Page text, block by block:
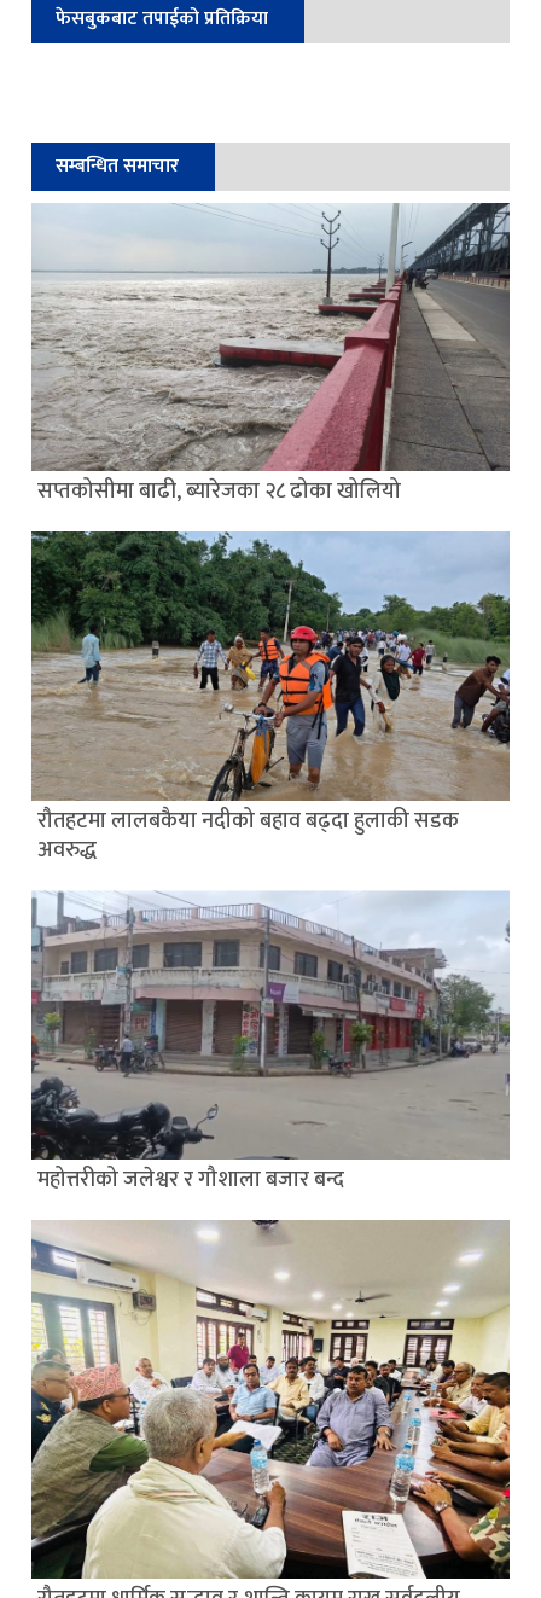
फेसबुकबाट तपाईको प्रतिक्रिया
सम्बन्धित समाचार
सप्तकोसीमा बाढी, ब्यारेजका २८ ढोका खोलियो
रौतहटमा लालबकैया नदीको बहाव बढ्दा हुलाकी सडक
अवरुद्ध
महोत्तरीको जलेश्वर र गौशाला बजार बन्द